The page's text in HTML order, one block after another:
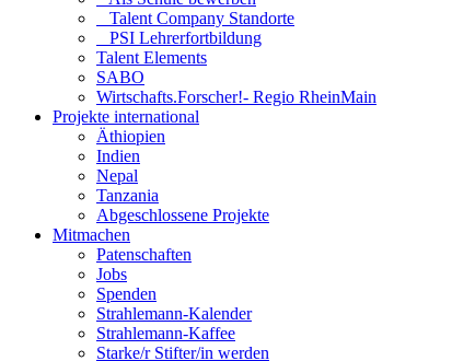
Talent Company Standorte
PSI Lehrerfortbildung
Talent Elements
SABO
Wirtschafts.Forscher!- Regio RheinMain
Projekte international
Äthiopien
Indien
Nepal
Tanzania
Abgeschlossene Projekte
Mitmachen
Patenschaften
Jobs
Spenden
Strahlemann-Kalender
Strahlemann-Kaffee
Starke/r Stifter/in werden